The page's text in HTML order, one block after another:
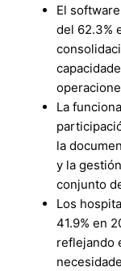
El
del 62.3%
La
la
y la
conjunto
Los
41.9% en
reflejando